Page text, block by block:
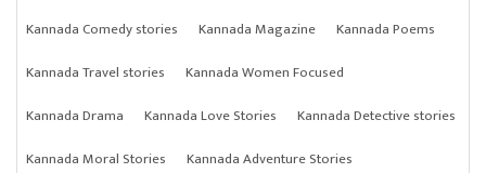
Kannada Comedy stories
Kannada Magazine
Kannada Poems
Kannada Travel stories
Kannada Women Focused
Kannada Drama
Kannada Love Stories
Kannada Detective stories
Kannada Moral Stories
Kannada Adventure Stories